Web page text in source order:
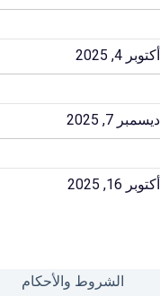
أكتوبر 4, 2025
ديسمبر 7, 2025
أكتوبر 16, 2025
الشروط والأحكام